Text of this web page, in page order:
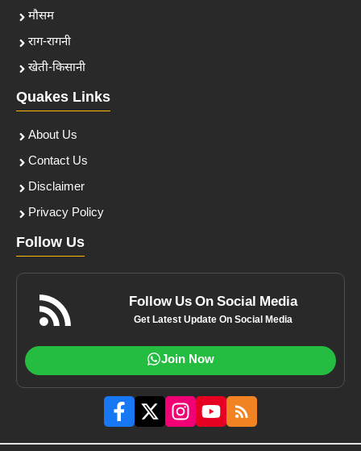
मौसम
राग-रागनी
खेती-किसानी
Quakes Links
About Us
Contact Us
Disclaimer
Privacy Policy
Follow Us
Follow Us On Social Media
Get Latest Update On Social Media
Join Now